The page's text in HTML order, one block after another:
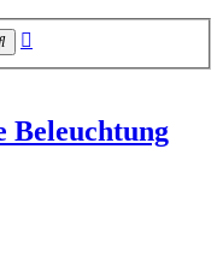
Suche
Beleuchtung